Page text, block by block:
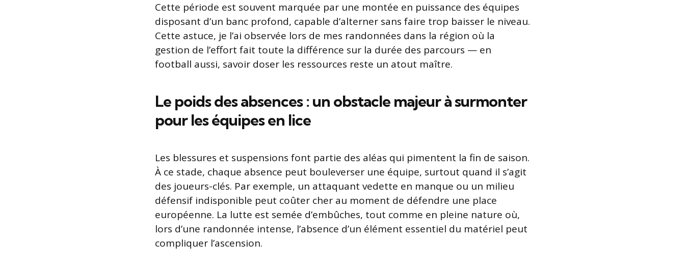
Cette période est souvent marquée par une montée en puissance des équipes
disposant d’un banc profond, capable d’alterner sans faire trop baisser le niveau.
Cette astuce, je l’ai observée lors de mes randonnées dans la région où la
gestion de l’effort fait toute la différence sur la durée des parcours — en
football aussi, savoir doser les ressources reste un atout maître.
Le poids des absences : un obstacle majeur à surmonter
pour les équipes en lice
Les blessures et suspensions font partie des aléas qui pimentent la fin de saison.
À ce stade, chaque absence peut bouleverser une équipe, surtout quand il s’agit
des joueurs-clés. Par exemple, un attaquant vedette en manque ou un milieu
défensif indisponible peut coûter cher au moment de défendre une place
européenne. La lutte est semée d’embûches, tout comme en pleine nature où,
lors d’une randonnée intense, l’absence d’un élément essentiel du matériel peut
compliquer l’ascension.